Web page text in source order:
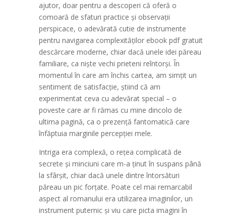
ajutor, doar pentru a descoperi că oferă o
comoară de sfaturi practice și observații
perspicace, o adevărată cutie de instrumente
pentru navigarea complexităților ebook pdf gratuit
descărcare moderne, chiar dacă unele idei păreau
familiare, ca niște vechi prieteni reîntorși. În
momentul în care am închis cartea, am simțit un
sentiment de satisfacție, știind că am
experimentat ceva cu adevărat special – o
poveste care ar fi rămas cu mine dincolo de
ultima pagină, ca o prezență fantomatică care
înfăptuia marginile percepției mele.
Intriga era complexă, o rețea complicată de
secrete și minciuni care m-a ținut în suspans până
la sfârșit, chiar dacă unele dintre întorsături
păreau un pic forțate. Poate cel mai remarcabil
aspect al romanului era utilizarea imaginilor, un
instrument puternic și viu care picta imagini în